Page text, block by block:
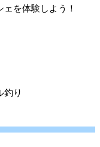
を体験しよう！
釣り